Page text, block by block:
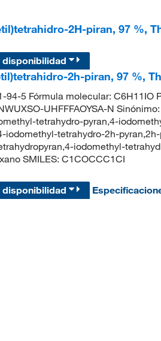
2H-piran, 97 %,
disponibilidad
2h-piran, 97 %,
94-5 Fórmula molecular: C6H11IO
UHFFFAOYSA-N
tetrahydro-pyran,4-
iodomethyl-tetrahydro-2h-
iodomethyl-
SMILES: C1COCCC1CI
disponibilidad